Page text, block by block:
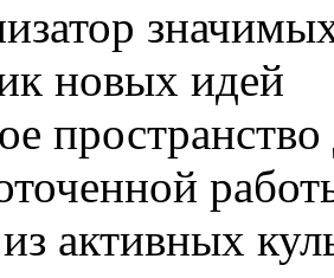
новых идей
активных